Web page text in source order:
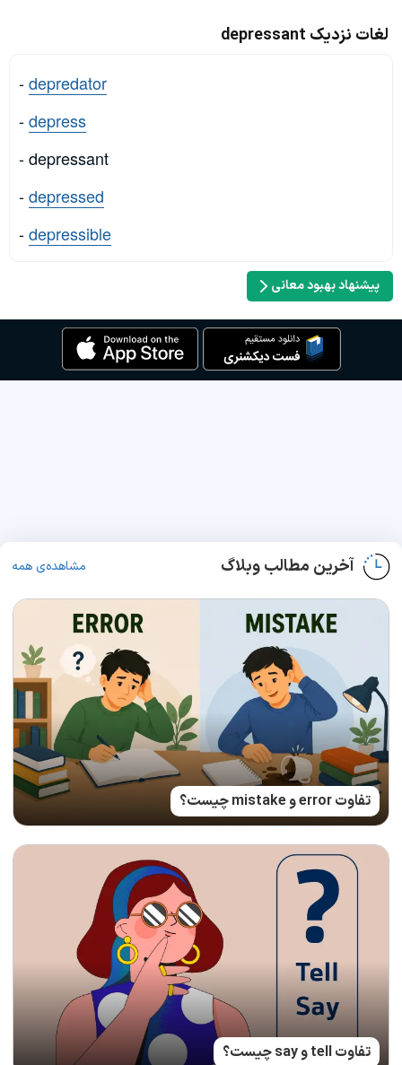
لغات نزدیک depressant
-depredator
-depress
- depressant
-depressed
-depressible
پیشنهاد بهبود معانی
آخرین مطالب وبلاگ مشاهده‌ی همه
تفاوت error و mistake چیست؟
تفاوت tell و say چیست؟